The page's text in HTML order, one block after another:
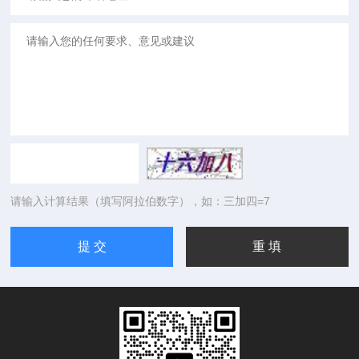
请输入计算结果（填写阿拉伯数字），如：三加四=7